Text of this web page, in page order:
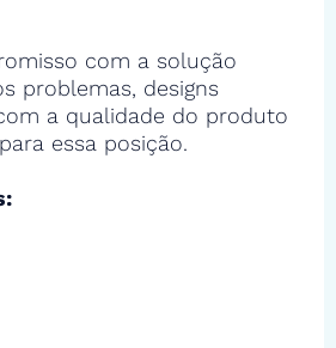
com a solução
problemas, designs
a qualidade do produto
essa posição.